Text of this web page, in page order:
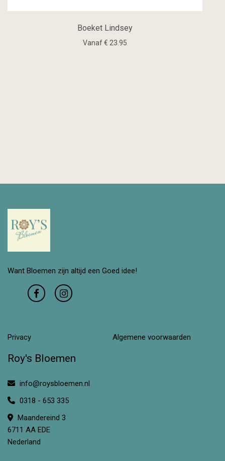
Boeket Lindsey
Vanaf € 23.95
Want Bloemen zijn altijd een Goed idee!
Privacy Algemene voorwaarden
Roy's Bloemen
info@roysbloemen.nl
0318 - 653 335
Maandereind 3
6711 AA EDE
Nederland